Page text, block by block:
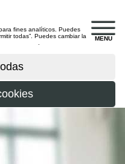
MENU
fines analíticos. Puedes
todas”. Puedes cambiar la